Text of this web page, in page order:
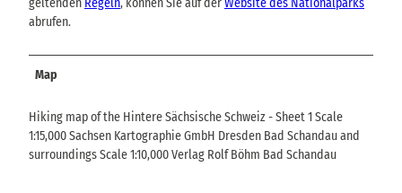
abrufen.
Map
Hiking map of the Hintere Sächsische Schweiz - Sheet 1 Scale
1:15,000 Sachsen Kartographie GmbH Dresden Bad Schandau and
surroundings Scale 1:10,000 Verlag Rolf Böhm Bad Schandau